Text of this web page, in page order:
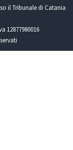
il Tribunale di Catania
12877980016